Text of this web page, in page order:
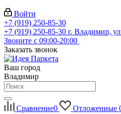
Войти
+7 (919) 250-85-30
+7 (919) 250-85-30 г. Владимир,
Звоните с 09:00-20:00
Заказать звонок
Ваш город
Владимир
Сравнение0 Отложенные